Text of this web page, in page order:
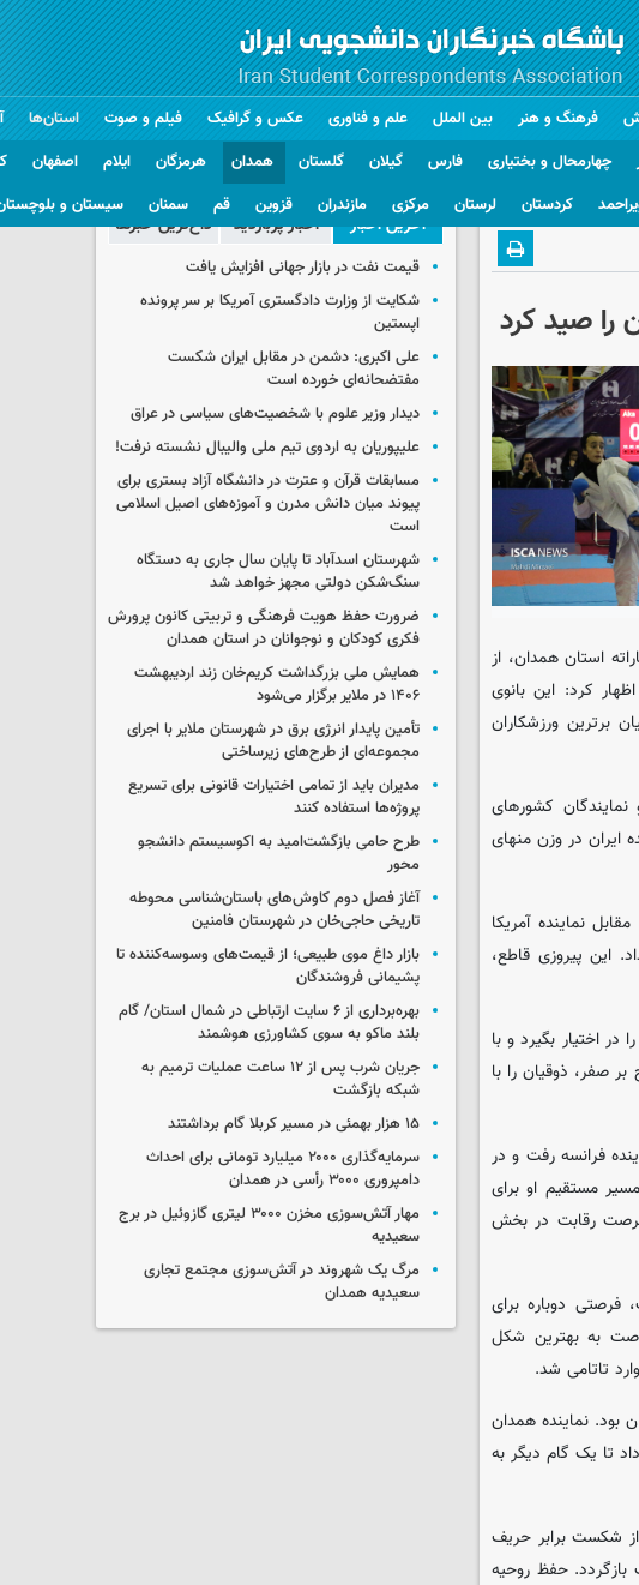
فرهنگ و هنر بین الملل علم و فناوری عکس و گرافیک فیلم و صوت
استان‌ها
چهارمحال و بختیاری فارس گیلان گلستان همدان هرمزگان ایلام اصفهان
کردستان لرستان مرکزی مازندران قزوین قم سمنان سیستان و
را صید کرد
استان همدان، از
کرد: این بانوی
کیلوگرم، توانست در میان برترین ورزشکاران
کشورهای
ایران در وزن منهای
نماینده آمریکا
این پیروزی قاطع،
در اختیار بگیرد و با
صفر، ذوقیان را با
فرانسه رفت و در
مستقیم او برای
فرصت رقابت در بخش
دوباره برای
به بهترین شکل
تاتامی شد.
بود. نماینده همدان
تا یک گام دیگر به
از شکست برابر حریف
حفظ روحیه
آخرین اخبار اخبار پربازدید داغ‌ترین خبرها
قیمت نفت در بازار جهانی افزایش یافت
شکایت از وزارت دادگستری آمریکا بر سر پرونده
اپستین
علی اکبری: دشمن در مقابل ایران شکست
مفتضحانه‌ای خورده است
دیدار وزیر علوم با شخصیت‌های سیاسی در عراق
علیپوریان به اردوی تیم ملی والیبال نشسته نرفت!
مسابقات قرآن و عترت در دانشگاه آزاد بستری برای
پیوند میان دانش مدرن و آموزه‌های اصیل اسلامی
است
شهرستان اسدآباد تا پایان سال جاری به دستگاه
سنگ‌شکن دولتی مجهز خواهد شد
ضرورت حفظ هویت فرهنگی و تربیتی کانون پرورش
فکری کودکان و نوجوانان در استان همدان
همایش ملی بزرگداشت کریم‌خان زند اردیبهشت
۱۴۰۶ در ملایر برگزار می‌شود
تأمین پایدار انرژی برق در شهرستان ملایر با اجرای
مجموعه‌ای از طرح‌های زیرساختی
مدیران باید از تمامی اختیارات قانونی برای تسریع
پروژه‌ها استفاده کنند
طرح حامی بازگشت‌امید به اکوسیستم دانشجو
محور
آغاز فصل دوم کاوش‌های باستان‌شناسی محوطه
تاریخی حاجی‌خان در شهرستان فامنین
بازار داغ موی طبیعی؛ از قیمت‌های وسوسه‌کننده تا
پشیمانی فروشندگان
بهره‌برداری از ۶ سایت ارتباطی در شمال استان/ گام
بلند ماکو به سوی کشاورزی هوشمند
جریان شرب پس از ۱۲ ساعت عملیات ترمیم به
شبکه بازگشت
۱۵ هزار بهمئی در مسیر کربلا گام برداشتند
سرمایه‌گذاری ۲۰۰۰ میلیارد تومانی برای احداث
دامپروری ۳۰۰۰ رأسی در همدان
مهار آتش‌سوزی مخزن ۳۰۰۰ لیتری گازوئیل در برج
سعیدیه
مرگ یک شهروند در آتش‌سوزی مجتمع تجاری
سعیدیه همدان